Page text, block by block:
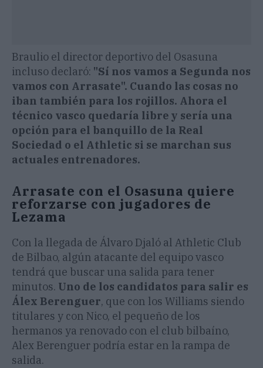
Braulio el director deportivo del Osasuna
incluso declaró: "Sí nos vamos a Segunda nos
vamos con Arrasate". Cuando las cosas no
iban también para los rojillos. Ahora el
técnico vasco quedaría libre y sería una
opción para el banquillo de la Real
Sociedad o el Athletic si se marchan sus
actuales entrenadores.
Arrasate con el Osasuna quiere
reforzarse con jugadores de
Lezama
Con la llegada de Álvaro Djaló al Athletic Club
de Bilbao, algún atacante del equipo vasco
tendrá que buscar una salida para tener
minutos. Uno de los candidatos para salir es
Álex Berenguer, que con los Williams siendo
titulares y con Nico, el pequeño de los
hermanos ya renovado con el club bilbaíno,
Alex Berenguer podría estar en la rampa de
salida.